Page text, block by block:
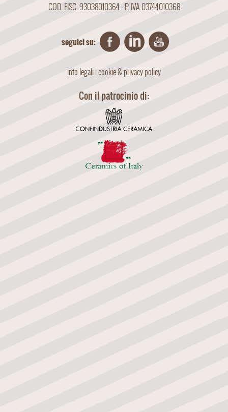
COD. FISC. 93038010364 - P. IVA 03744010368
seguici su:
info legali|cookie & privacy policy
Con il patrocinio di: